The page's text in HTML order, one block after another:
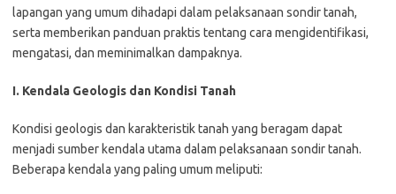
lapangan yang umum dihadapi dalam pelaksanaan sondir tanah,
serta memberikan panduan praktis tentang cara mengidentifikasi,
mengatasi, dan meminimalkan dampaknya.
I. Kendala Geologis dan Kondisi Tanah
Kondisi geologis dan karakteristik tanah yang beragam dapat
menjadi sumber kendala utama dalam pelaksanaan sondir tanah.
Beberapa kendala yang paling umum meliputi: